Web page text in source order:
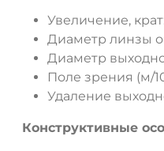
Увеличение,
Диаметр линзы
Диаметр
Поле зрения (м/
Удаление
Конструктивные